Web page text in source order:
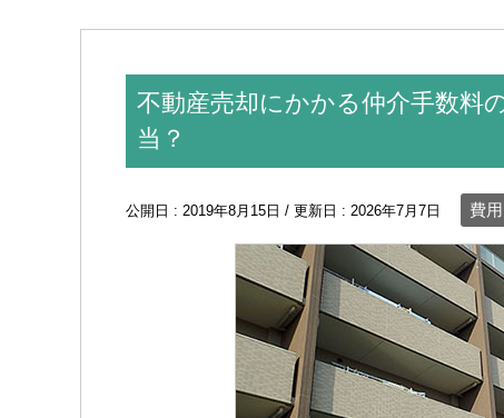
不動産売却にかかる仲介手数料
当？
公開日 : 2019年8月15日 / 更新日 : 2026年7月7日 費